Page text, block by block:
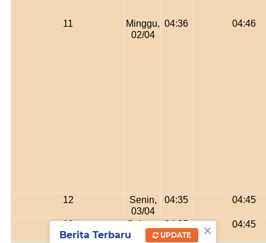
11
Minggu,
02/04
04:36 04:46
12
Senin,
03/04
04:35 04:45
13
Selasa,
04/04
04:35 04:45
×
Berita Terbaru UPDATE